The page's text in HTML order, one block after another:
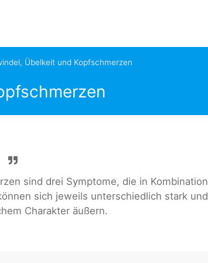
Übelkeit und Kopfschmerzen
sind drei Symptome, die in Kombination
sich jeweils unterschiedlich stark und
Charakter äußern.